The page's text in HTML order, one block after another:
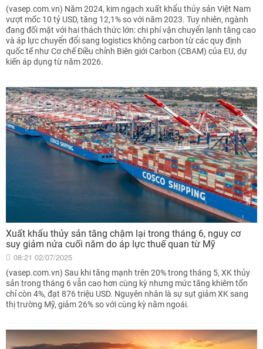
(vasep.com.vn) Năm 2024, kim ngạch xuất khẩu thủy sản Việt Nam
vượt mốc 10 tỷ USD, tăng 12,1% so với năm 2023. Tuy nhiên, ngành
đang đối mặt với hai thách thức lớn: chi phí vận chuyển lạnh tăng cao
và áp lực chuyển đổi sang logistics không carbon từ các quy định
quốc tế như Cơ chế Điều chỉnh Biên giới Carbon (CBAM) của EU, dự
kiến áp dụng từ năm 2026.
Xuất khẩu thủy sản tăng chậm lại trong tháng 6, nguy cơ
suy giảm nửa cuối năm do áp lực thuế quan từ Mỹ
08:21 02/07/2025
(vasep.com.vn) Sau khi tăng mạnh trên 20% trong tháng 5, XK thủy
sản trong tháng 6 vẫn cao hơn cùng kỳ nhưng mức tăng khiêm tốn
chỉ còn 4%, đạt 876 triệu USD. Nguyên nhân là sự sụt giảm XK sang
thị trường Mỹ, giảm 26% so với cùng kỳ năm ngoái.